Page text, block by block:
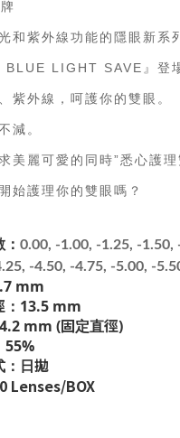
和紫外線功能的隱眼新系
BLUE LIGHT SAVE』登
紫外線，呵護你的雙眼。
減。
美麗可愛的同時”悉心護
始護理你的雙眼嗎？
0.00, -1.00, -1.25, -1.50,
-4.50, -4.75, -5.00, -
mm
：13.5 mm
mm (固定直徑)
55%
：日拋
Lenses/BOX